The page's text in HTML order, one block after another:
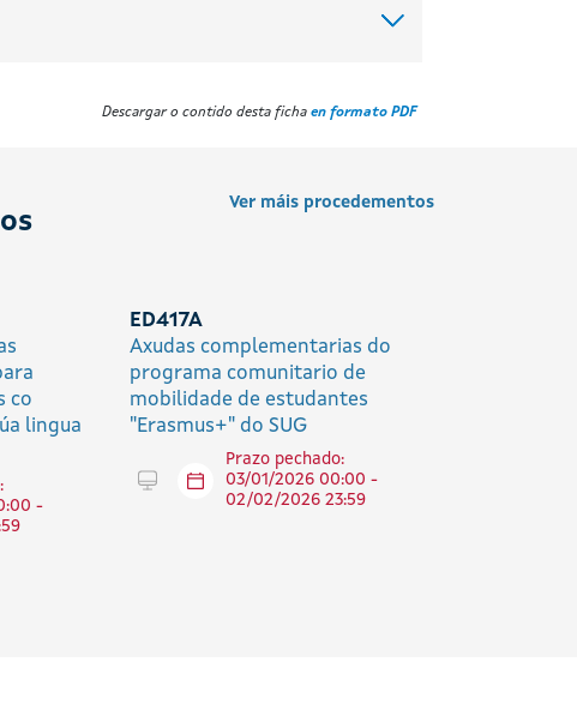
Descargar o contido desta ficha en formato PDF
Ver máis procedementos
co
lingua
-
ED417A
Axudas complementarias do
programa comunitario de
mobilidade de estudantes
"Erasmus+" do SUG
Tramitar en liña
Prazo pechado:
03/01/2026 00:00 -
02/02/2026 23:59